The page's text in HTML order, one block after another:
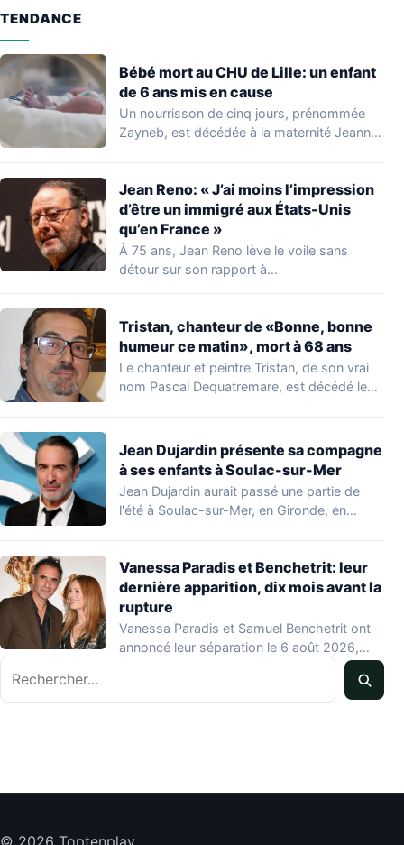
TENDANCE
Bébé mort au CHU de Lille: un enfant
de 6 ans mis en cause
Un nourrisson de cinq jours, prénommée
Zayneb, est décédée à la maternité Jeanne
Jean Reno: « J’ai moins l’impression
d’être un immigré aux États-Unis
qu’en France »
À 75 ans, Jean Reno lève le voile sans
détour sur son rapport à…
Tristan, chanteur de «Bonne, bonne
humeur ce matin», mort à 68 ans
Le chanteur et peintre Tristan, de son vrai
nom Pascal Dequatremare, est décédé le…
Jean Dujardin présente sa compagne
à ses enfants à Soulac-sur-Mer
Jean Dujardin aurait passé une partie de
l'été à Soulac-sur-Mer, en Gironde, en
Vanessa Paradis et Benchetrit: leur
dernière apparition, dix mois avant la
rupture
Vanessa Paradis et Samuel Benchetrit ont
annoncé leur séparation le 6 août 2026,